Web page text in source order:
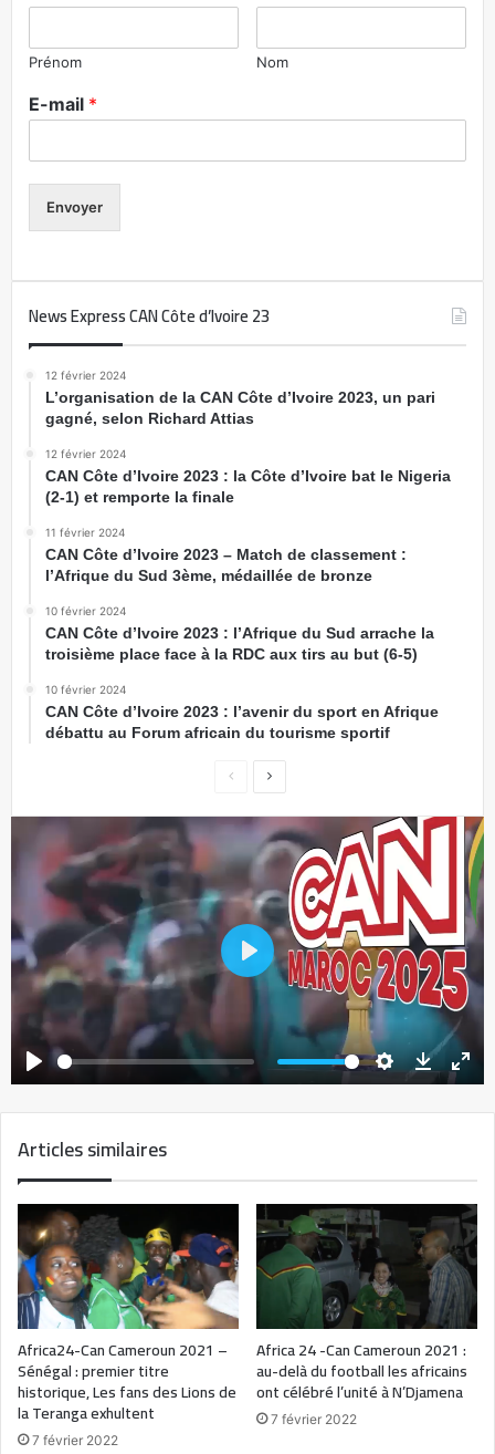
Prénom Nom
E-mail *
Envoyer
News Express CAN Côte d’Ivoire 23
12 février 2024
L’organisation de la CAN Côte d’Ivoire 2023, un pari
gagné, selon Richard Attias
12 février 2024
CAN Côte d’Ivoire 2023 : la Côte d’Ivoire bat le Nigeria
(2-1) et remporte la finale
11 février 2024
CAN Côte d’Ivoire 2023 – Match de classement :
l’Afrique du Sud 3ème, médaillée de bronze
10 février 2024
CAN Côte d’Ivoire 2023 : l’Afrique du Sud arrache la
troisième place face à la RDC aux tirs au but (6-5)
10 février 2024
CAN Côte d’Ivoire 2023 : l’avenir du sport en Afrique
débattu au Forum africain du tourisme sportif
Play
Articles similaires
Africa24-Can Cameroun 2021 –
Sénégal : premier titre
historique, Les fans des Lions de
la Teranga exhultent
7 février 2022
Africa 24 -Can Cameroun 2021 :
au-delà du football les africains
ont célébré l’unité à N’Djamena
7 février 2022